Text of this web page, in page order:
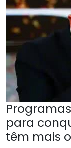
para
têm mais